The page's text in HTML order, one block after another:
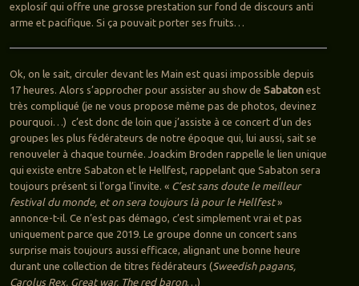
explosif qui offre une grosse prestation sur fond de discours anti
arme et pacifique. Si ça pouvait porter ses fruits…
Ok, on le sait, circuler devant les Main est quasi impossible depuis
17 heures. Alors s’approcher pour assister au show de Sabatonest
très compliqué (je ne vous propose même pas de photos, devinez
pourquoi…) c’est donc de loin que j’assiste à ce concert d’un des
groupes les plus fédérateurs de notre époque qui, lui aussi, sait se
renouveler à chaque tournée. Joackim Broden rappelle le lien unique
qui existe entre Sabaton et le Hellfest, rappelant que Sabaton sera
toujours présent si l’orga l’invite. « C’est sans doute le meilleur
festival du monde, et on sera toujours là pour le Hellfest»
annonce-t-il. Ce n’est pas démago, c’est simplement vrai et pas
uniquement parce que 2019. Le groupe donne un concert sans
surprise mais toujours aussi efficace, alignant une bonne heure
durant une collection de titres fédérateurs (Sweedish pagans,
Carolus Rex, Great war, The red baron…)